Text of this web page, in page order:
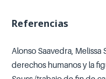
Referencias
Alonso Saavedra,
derechos humanos y la